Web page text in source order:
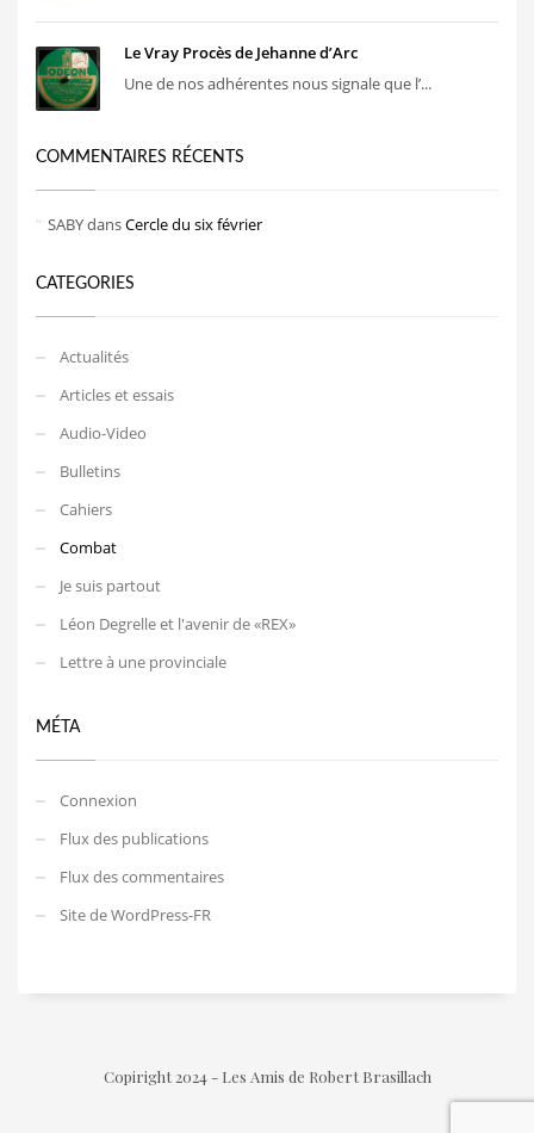
Le Vray Procès de Jehanne d’Arc
Une de nos adhérentes nous signale que l’...
COMMENTAIRES RÉCENTS
SABYdansCercle du six février
CATEGORIES
Actualités
Articles et essais
Audio-Video
Bulletins
Cahiers
Combat
Je suis partout
Léon Degrelle et l'avenir de «REX»
Lettre à une provinciale
MÉTA
Connexion
Flux des publications
Flux des commentaires
Site de WordPress-FR
Copiright 2024 - Les Amis de Robert Brasillach